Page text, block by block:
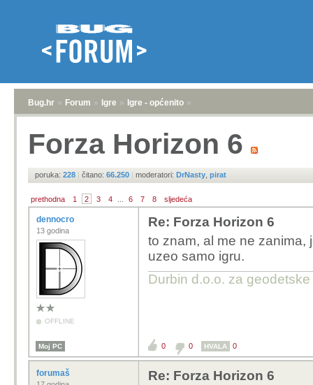
Bug.hr » Forum » Igre » Igre - općenito »
Forza Horizon 6
poruka: 228 | čitano: 66.250 | moderatori: DrNasty pirat
prethodna 1 2 3 4 6 7 8 sljedeća
dennocro
13 godina
OFFLINE
Re: Forza Horizon 6
to znam, al me ne zanima,
uzeo samo igru.
Durbin d.o.o. za
Moj PC 0 0 HVALA 0
forumaš
Re: Forza Horizon 6